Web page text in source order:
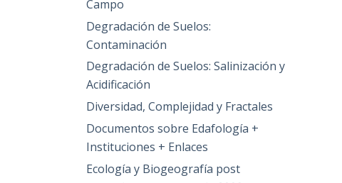
Campo
Degradación de Suelos:
Contaminación
Degradación de Suelos: Salinización y
Acidificación
Diversidad, Complejidad y Fractales
Documentos sobre Edafología +
Instituciones + Enlaces
Ecología y Biogeografía post